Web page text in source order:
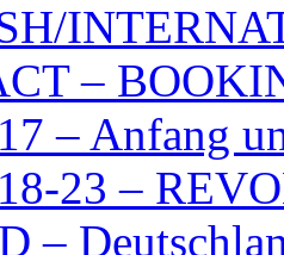
–
– Anfang
23 –
–